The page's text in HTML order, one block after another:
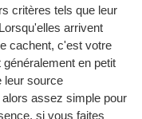
critères tels que leur
arrivent
cachent, c'est votre
en petit
leur source
assez simple pour
si vous faites